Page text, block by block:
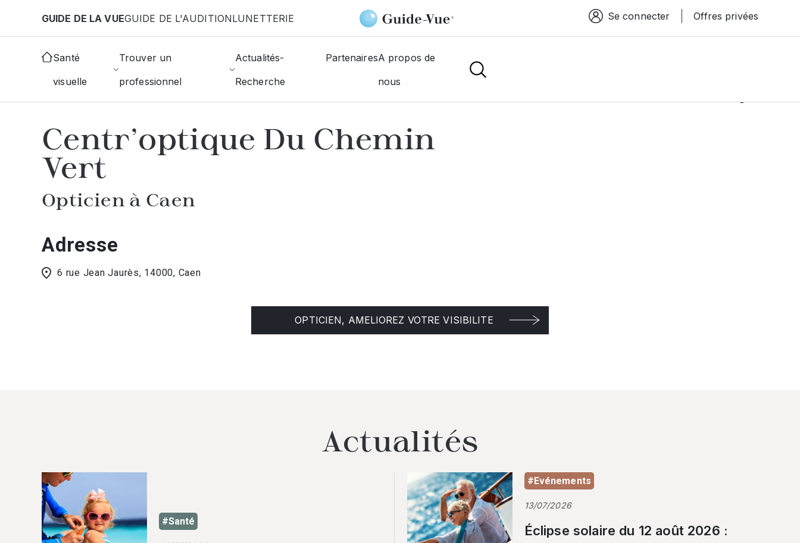
GUIDE DE LA VUEGUIDE DE L'AUDITIONLUNETTERIE Espace connexion
Se connecter Offres privées
Santé
visuelle
Trouver un
professionnel
Actualités-
Recherche
PartenairesA propos de
nous
Accueil Choisir mon opticien Caen Centr'optique Du Chemin Vert
Centr'optique Du Chemin
Vert
Opticien à Caen
Adresse
6 rue Jean Jaurès, 14000, Caen
OPTICIEN, AMELIOREZ VOTRE VISIBILITE
Actualités
#Santé
#Evénements
13/07/2026
Éclipse solaire du 12 août 2026 :